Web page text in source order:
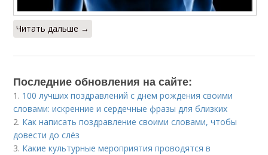
Читать дальше →
Последние обновления на сайте:
1. 100 лучших поздравлений с днем рождения своими
словами: искренние и сердечные фразы для близких
2. Как написать поздравление своими словами, чтобы
довести до слёз
3. Какие культурные мероприятия проводятся в